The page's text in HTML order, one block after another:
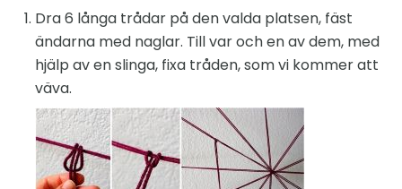
Dra 6 långa trådar på den valda platsen, fäst
ändarna med naglar. Till var och en av dem, med
hjälp av en slinga, fixa tråden, som vi kommer att
väva.